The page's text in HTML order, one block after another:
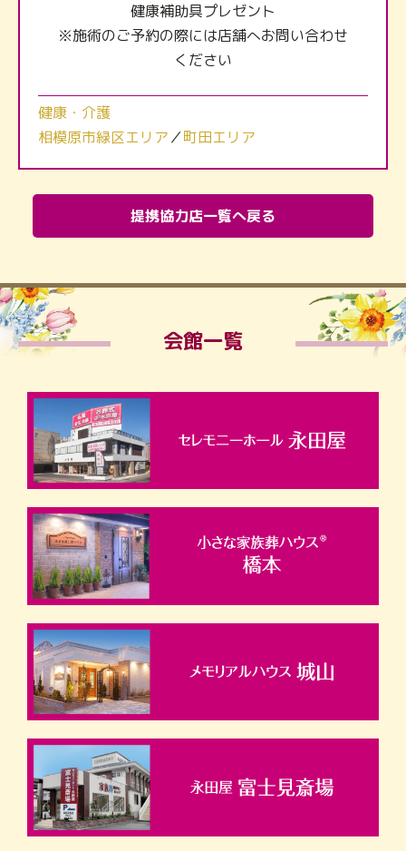
健康補助具プレゼント
※施術のご予約の際には店舗へお問い合わせ
ください
健康・介護
相模原市緑区エリア／町田エリア
提携協力店一覧へ戻る
会館一覧